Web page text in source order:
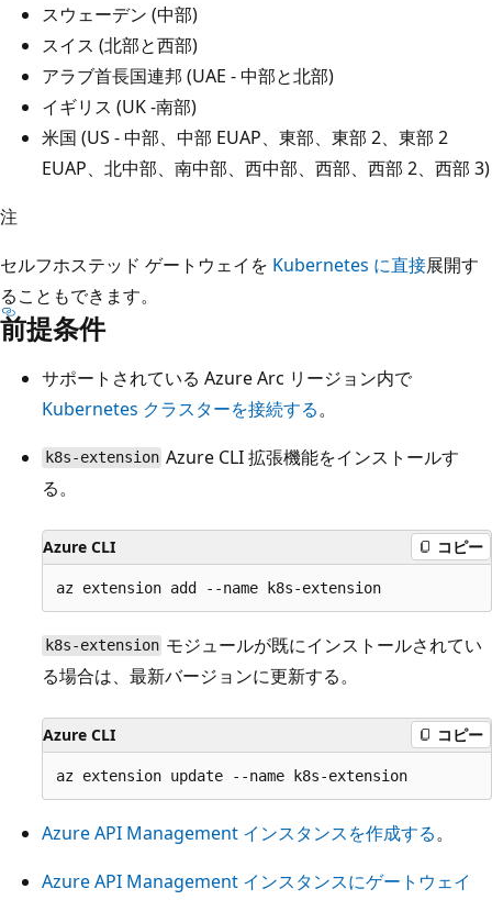
スウェーデン (中部)
スイス (北部と西部)
アラブ首長国連邦 (UAE - 中部と北部)
イギリス (UK -南部)
米国 (US - 中部、中部 EUAP、東部、東部 2、東部 2
EUAP、北中部、南中部、西中部、西部、西部 2、西部 3)
注
セルフホステッド ゲートウェイを Kubernetes に直接展開す
ることもできます。
前提条件
サポートされている Azure Arc リージョン内で
Kubernetes クラスターを接続する。
k8s-extension Azure CLI 拡張機能をインストールす
る。
Azure CLI コピー
k8s-extension モジュールが既にインストールされてい
る場合は、最新バージョンに更新する。
Azure CLI コピー
Azure API Management インスタンスを作成する。
Azure API Management インスタンスにゲートウェイ